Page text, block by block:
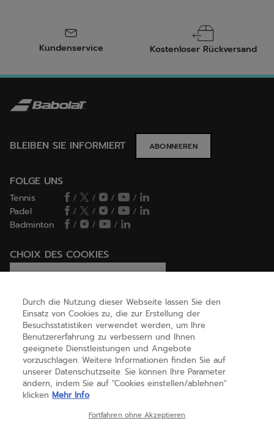
Kundenservice Kostenloser Rückversand
BLEIBEN SIE INFORMIERT ABONNIEREN
FOLGE UNS
Tennis / / /
/
Padel
/ / /
/
Badminton
/ / /
CHOIX DES COOKIES
HILFE
ÜBER UNS
(deutsch)
Durch die Nutzung dieser Webseite lassen Sie den
Einsatz von Cookies zu, die zur Erstellung der
Besuchsstatistiken verwendet werden, um Ihre
Benutzererfahrung zu verbessern und Ihnen
geeignete Dienstleistungen und Angebote
vorzuschlagen. Weitere Informationen finden Sie auf
unserer Datenschutzseite. Sie können Ihre Parameter
ändern, indem Sie auf "Cookies einstellen/ablehnen"
klicken Mehr Info
Fortfahren ohne Akzeptieren